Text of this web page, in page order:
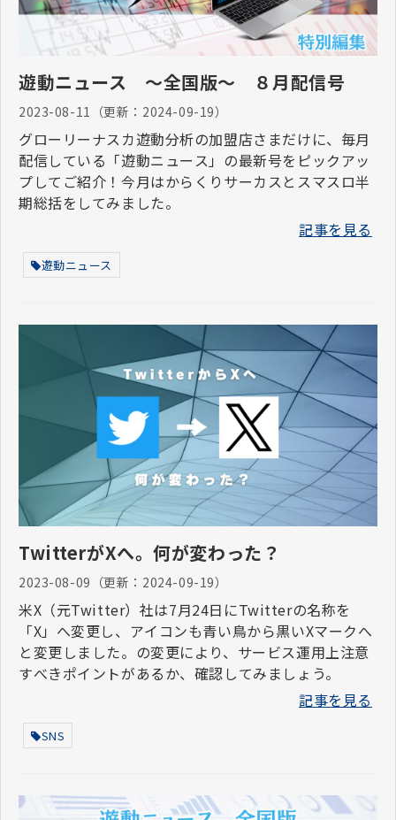
遊動ニュース ～全国版～ ８月配信号
2023-08-11 （更新： 2024-09-19）
グローリーナスカ遊動分析の加盟店さまだけに、毎月
配信している「遊動ニュース」の最新号をピックアッ
プしてご紹介！今月はからくりサーカスとスマスロ半
期総括をしてみました。
記事を見る
遊動ニュース
TwitterがXへ。何が変わった？
2023-08-09 （更新： 2024-09-19）
米X（元Twitter）社は7月24日にTwitterの名称を
「X」へ変更し、アイコンも青い鳥から黒いXマークへ
と変更しました。の変更により、サービス運用上注意
すべきポイントがあるか、確認してみましょう。
記事を見る
SNS